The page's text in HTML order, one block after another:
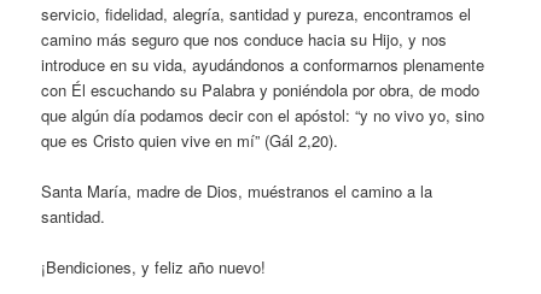
servicio, fidelidad, alegría, santidad y pureza, encontramos el
camino más seguro que nos conduce hacia su Hijo, y nos
introduce en su vida, ayudándonos a conformarnos plenamente
con Él escuchando su Palabra y poniéndola por obra, de modo
que algún día podamos decir con el apóstol: “y no vivo yo, sino
que es Cristo quien vive en mí” (Gál 2,20).
Santa María, madre de Dios, muéstranos el camino a la
santidad.
¡Bendiciones, y feliz año nuevo!